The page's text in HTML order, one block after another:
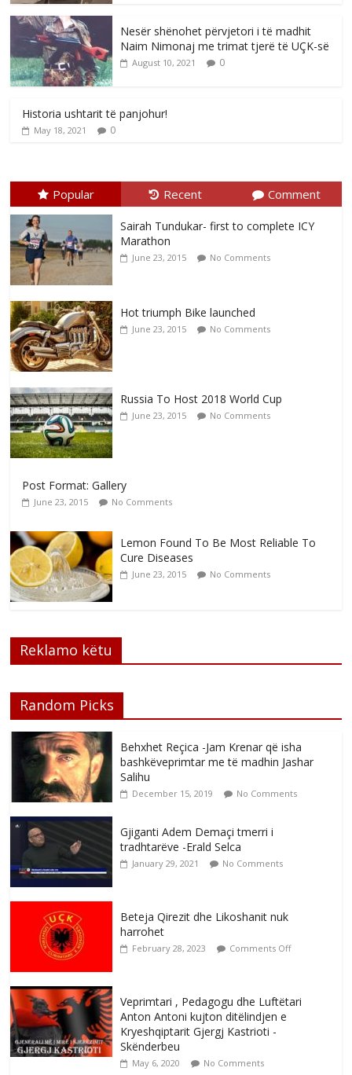
Nesër shënohet përvjetori i të madhit
Naim Nimonaj me trimat tjerë të UÇK-së
August 10, 2021 0
Historia ushtarit të panjohur!
May 18, 2021 0
Popular Recent Comment
Sairah Tundukar- first to complete ICY
Marathon
June 23, 2015 No Comments
Hot triumph Bike launched
June 23, 2015 No Comments
Russia To Host 2018 World Cup
June 23, 2015 No Comments
Post Format: Gallery
June 23, 2015 No Comments
Lemon Found To Be Most Reliable To
Cure Diseases
June 23, 2015 No Comments
Reklamo këtu
Random Picks
Behxhet Reçica -Jam Krenar që isha
bashkëveprimtar me të madhin Jashar
Salihu
December 15, 2019 No Comments
Gjiganti Adem Demaçi tmerri i
tradhtarëve -Erald Selca
January 29, 2021 No Comments
Beteja Qirezit dhe Likoshanit nuk
harrohet
February 28, 2023 Comments Off
Veprimtari , Pedagogu dhe Luftëtari
Anton Antoni kujton ditëlindjen e
Kryeshqiptarit Gjergj Kastrioti -
Skënderbeu
May 6, 2020 No Comments